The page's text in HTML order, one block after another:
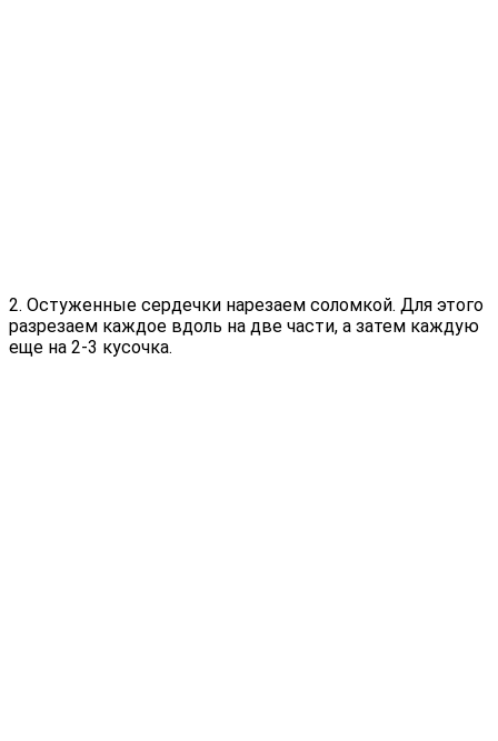
2. Остуженные сердечки нарезаем соломкой. Для этого
разрезаем каждое вдоль на две части, а затем каждую
еще на 2-3 кусочка.